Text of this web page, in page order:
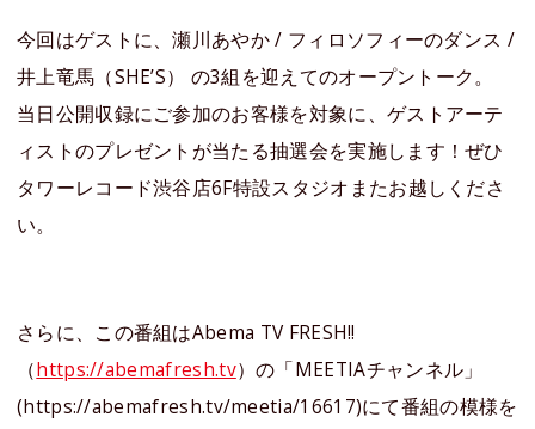
今回はゲストに、瀬川あやか / フィロソフィーのダンス /
井上竜馬（SHE’S） の3組を迎えてのオープントーク。
当日公開収録にご参加のお客様を対象に、ゲストアーテ
ィストのプレゼントが当たる抽選会を実施します！ぜひ
タワーレコード渋谷店6F特設スタジオまたお越しくださ
い。
さらに、この番組はAbema TV FRESH!!
（https://abemafresh.tv）の「MEETIAチャンネル」
(https://abemafresh.tv/meetia/16617)にて番組の模様を